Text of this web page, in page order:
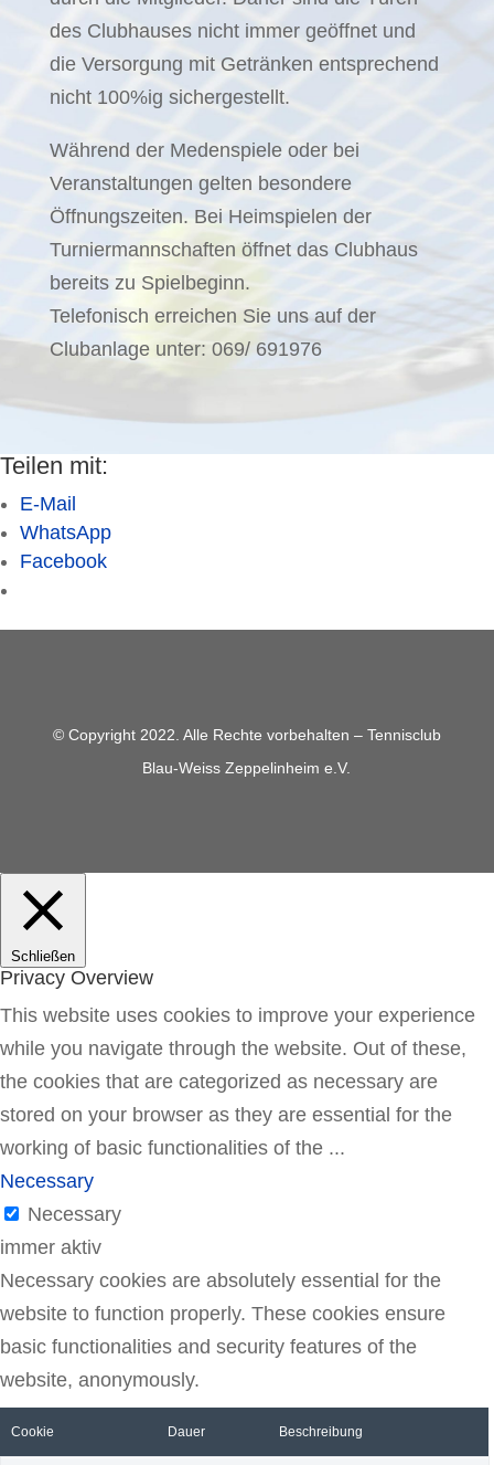
des Clubhauses nicht immer geöffnet und
die Versorgung mit Getränken entsprechend
nicht 100%ig sichergestellt.
Während der Medenspiele oder bei
Veranstaltungen gelten besondere
Öffnungszeiten. Bei Heimspielen der
Turniermannschaften öffnet das Clubhaus
bereits zu Spielbeginn.
Telefonisch erreichen Sie uns auf der
Clubanlage unter: 069/ 691976
Teilen mit:
E-Mail
WhatsApp
Facebook
© Copyright 2022. Alle Rechte vorbehalten – Tennisclub
Blau-Weiss Zeppelinheim e.V.
Schließen
Privacy Overview
This website uses cookies to improve your experience
while you navigate through the website. Out of these,
the cookies that are categorized as necessary are
stored on your browser as they are essential for the
working of basic functionalities of the ...
Necessary
Necessary
immer aktiv
Necessary cookies are absolutely essential for the
website to function properly. These cookies ensure
basic functionalities and security features of the
website, anonymously.
Cookie Dauer Beschreibung